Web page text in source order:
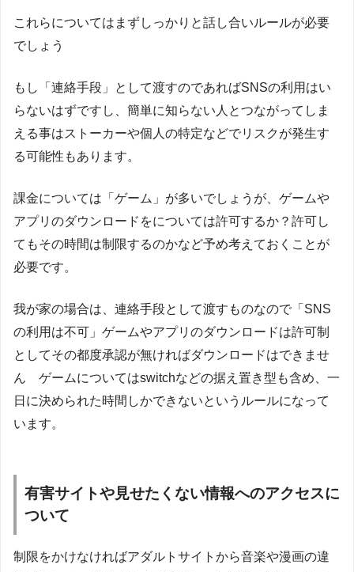
これらについてはまずしっかりと話し合いルールが必要
でしょう
もし「連絡手段」として渡すのであればSNSの利用はい
らないはずですし、簡単に知らない人とつながってしま
える事はストーカーや個人の特定などでリスクが発生す
る可能性もあります。
課金については「ゲーム」が多いでしょうが、ゲームや
アプリのダウンロードをについては許可するか？許可し
てもその時間は制限するのかなど予め考えておくことが
必要です。
我が家の場合は、連絡手段として渡すものなので「SNS
の利用は不可」ゲームやアプリのダウンロードは許可制
としてその都度承認が無ければダウンロードはできませ
ん ゲームについてはswitchなどの据え置き型も含め、一
日に決められた時間しかできないというルールになって
います。
有害サイトや見せたくない情報へのアクセスに
ついて
制限をかけなければアダルトサイトから音楽や漫画の違